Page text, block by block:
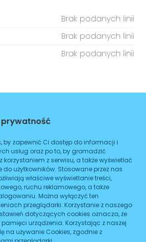
Brak podanych linii
Brak podanych linii
Brak podanych linii
08:00 - 16:00
08:00- 16:00
08:00-
08:00 -16:00
08:00 -16:00
by zapewnić Ci dostęp do informacji i
usług oraz po to, by gromadzić
korzystaniem z serwisu, a także wyświetlać
użytkowników. Stosowane przez nas
właściwe wyświetlanie treści,
ruchu reklamowego, a także
Można wyłączyć ten
przeglądarki. Korzystanie z naszego
dotyczących cookies oznacza, że
urządzenia. Korzystając z naszej
na używanie Cookies, zgodnie z